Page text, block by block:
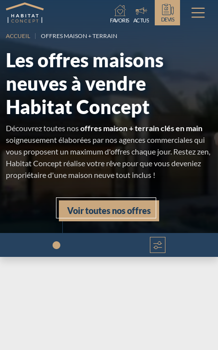
FAVORIS ACTUS DEVIS
ACCUEIL OFFRES MAISON + TERRAIN
Les offres maisons
neuves à vendre
Habitat Concept
Découvrez toutes nosoffres maison + terrain clés en main
soigneusement élaborées par nos agences commerciales qui
vous proposent un maximum d'offres chaque jour. Restez zen,
Habitat Concept réalise votre rêve pour que vous deveniez
propriétaire d'une maison neuve tout inclus !
Voir toutes nos offres
Chargement...